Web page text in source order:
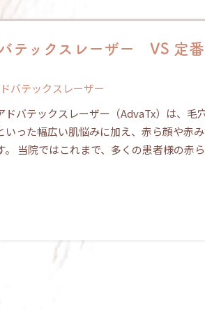
テックスレーザー VS 定
バテックスレーザー
ドバテックスレーザー（AdvaTx）は、
いった幅広い肌悩みに加え、赤ら顔や赤
。 当院ではこれまで、多くの患者様の赤